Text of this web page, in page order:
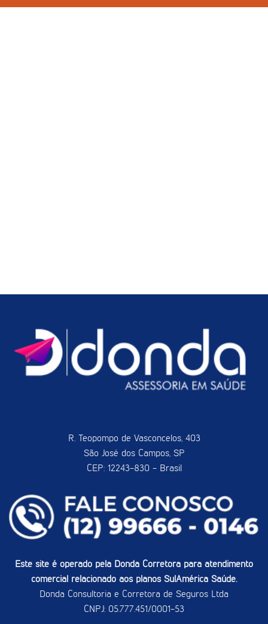
R. Teopompo de Vasconcelos, 403
São José dos Campos, SP
CEP: 12243-830 - Brasil
Este site é operado pela Donda Corretora para atendimento
comercial relacionado aos planos SulAmérica Saúde.
Donda Consultoria e Corretora de Seguros Ltda
CNPJ: 05.777.451/0001-53